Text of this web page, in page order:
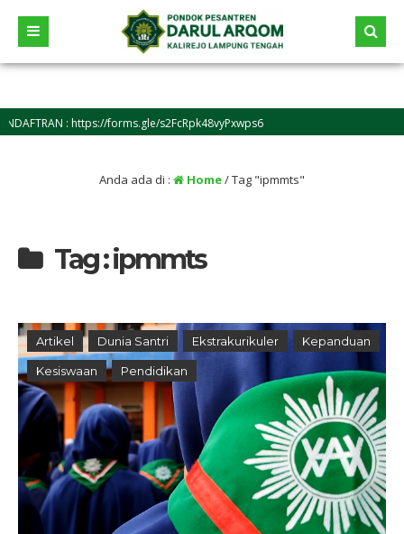
: https://forms.gle/s2FcRpk48vyPxwps6
Anda ada di : Home/Tag "ipmmts"
Tag : ipmmts
Artikel Dunia Santri Ekstrakurikuler Kepanduan
Kesiswaan Pendidikan